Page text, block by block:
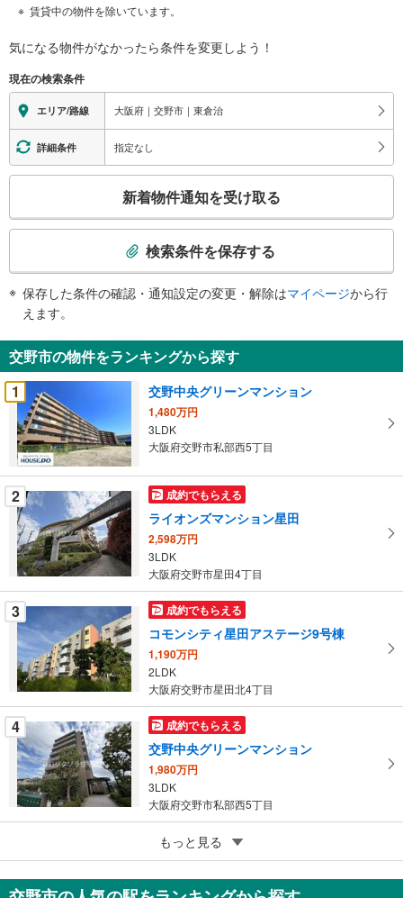
賃貸中の物件を除いています。
気になる物件がなかったら条件を変更しよう！
現在の検索条件
エリア/路線 大阪府｜交野市｜東倉治
詳細条件 指定なし
検
知
を
受
け
取
る
・
条
件
を
マ
イ
ペ
ー
ジ
に
保
存
る
新着物件通知を受け取る
検索条件を保存する
保存した条件の確認・通知設定の変更・解除はマイページから行
えます。
交野市の物件をランキングから探す
1
交野中央グリーンマンション
1,480万円
3LDK
大阪府交野市私部西5丁目
2 成約でもらえる
ライオンズマンション星田
2,598万円
3LDK
大阪府交野市星田4丁目
3 成約でもらえる
コモンシティ星田アステージ9号棟
1,190万円
2LDK
大阪府交野市星田北4丁目
4 成約でもらえる
交野中央グリーンマンション
1,980万円
3LDK
大阪府交野市私部西5丁目
成約でもらえる
コモンシティ星田ヴェルデヒルズ5番館
1,798万円
もっと見る